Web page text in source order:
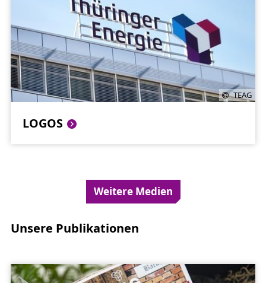
TEAG
LOGOS
Weitere Medien
Unsere Publikationen